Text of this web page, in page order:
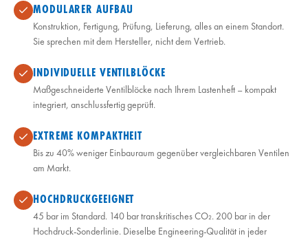
MODULARER AUFBAU
Konstruktion, Fertigung, Prüfung, Lieferung, alles an einem Standort.
Sie sprechen mit dem Hersteller, nicht dem Vertrieb.
INDIVIDUELLE VENTILBLÖCKE
Maßgeschneiderte Ventilblöcke nach Ihrem Lastenheft – kompakt
integriert, anschlussfertig geprüft.
EXTREME KOMPAKTHEIT
Bis zu 40% weniger Einbauraum gegenüber vergleichbaren Ventilen
am Markt.
HOCHDRUCKGEEIGNET
45 bar im Standard. 140 bar transkritisches CO₂. 200 bar in der
Hochdruck-Sonderlinie. Dieselbe Engineering-Qualität in jeder